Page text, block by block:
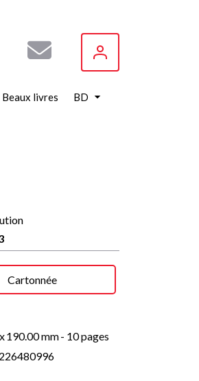
Beaux livres BD
Cartonnée
190.00 mm- 10 pages